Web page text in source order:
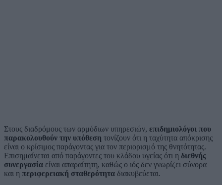
Στους διαδρόμους των αρμόδιων υπηρεσιών, επιδημιολόγοι που
παρακολουθούν την υπόθεση τονίζουν ότι η ταχύτητα απόκρισης
είναι ο κρίσιμος παράγοντας για τον περιορισμό της θνητότητας.
Επισημαίνεται από παράγοντες του κλάδου υγείας ότι η διεθνής
συνεργασία είναι απαραίτητη, καθώς ο ιός δεν γνωρίζει σύνορα
και η περιφερειακή σταθερότητα διακυβεύεται.